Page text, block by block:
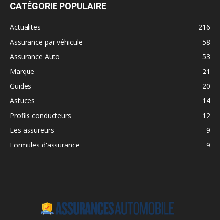
CATÉGORIE POPULAIRE
Actualites
216
Assurance par véhicule
58
Assurance Auto
53
Marque
21
Guides
20
Astuces
14
Profils conducteurs
12
Les assureurs
9
Formules d'assurance
9